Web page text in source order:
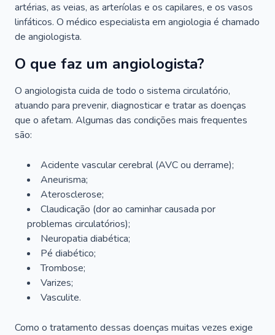
artérias, as veias, as arteríolas e os capilares, e os vasos
linfáticos. O médico especialista em angiologia é chamado
de angiologista.
O que faz um angiologista?
O angiologista cuida de todo o sistema circulatório,
atuando para prevenir, diagnosticar e tratar as doenças
que o afetam. Algumas das condições mais frequentes
são:
Acidente vascular cerebral (AVC ou derrame);
Aneurisma;
Aterosclerose;
Claudicação (dor ao caminhar causada por
problemas circulatórios);
Neuropatia diabética;
Pé diabético;
Trombose;
Varizes;
Vasculite.
Como o tratamento dessas doenças muitas vezes exige